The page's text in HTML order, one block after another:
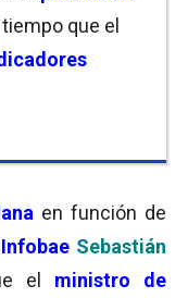
que el
en función de
Infobae Sebastián
el
ministro de